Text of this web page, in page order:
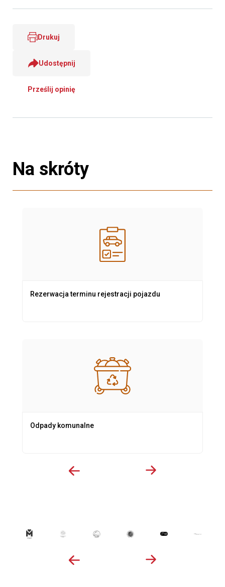
Drukuj
Udostępnij
Prześlij opinię
Na skróty
Rezerwacja terminu rejestracji pojazdu
Odpady komunalne